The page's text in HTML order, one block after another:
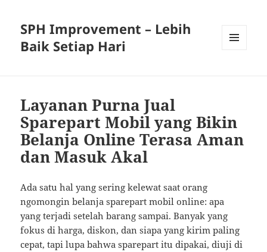
SPH Improvement – Lebih
Baik Setiap Hari
Layanan Purna Jual
Sparepart Mobil yang Bikin
Belanja Online Terasa Aman
dan Masuk Akal
Ada satu hal yang sering kelewat saat orang
ngomongin belanja sparepart mobil online: apa
yang terjadi setelah barang sampai. Banyak yang
fokus di harga, diskon, dan siapa yang kirim paling
cepat, tapi lupa bahwa sparepart itu dipakai, diuji di